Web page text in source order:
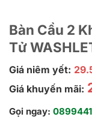
Bàn Cầu 2
Tử
Giá niêm yết:
Giá khuyến mãi:
Gọi ngay: